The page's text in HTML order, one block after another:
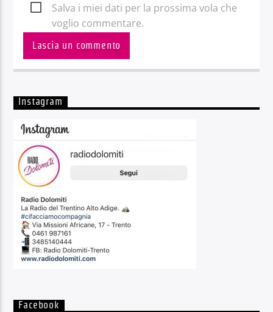
Salva i miei dati per la prossima vola che
voglio commentare.
Instagram
Facebook